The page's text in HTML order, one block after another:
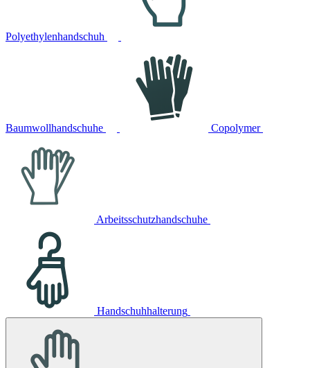
Polyethylenhandschuh
Baumwollhandschuhe Copolymer
Arbeitsschutzhandschuhe
Handschuhhalterung